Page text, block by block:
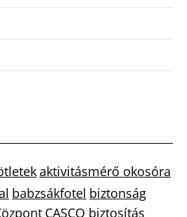
aktivitásmérő okosóra
babzsákfotel biztonság
CASCO biztosítás